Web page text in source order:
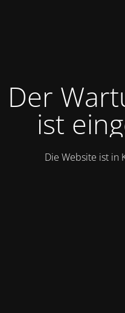
Der
ist
Die Website ist in